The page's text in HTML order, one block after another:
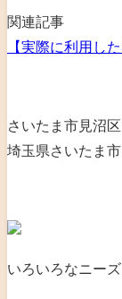
関連記事
【実際に利用し
さいたま市見沼
埼玉県さいたま
いろいろなニー